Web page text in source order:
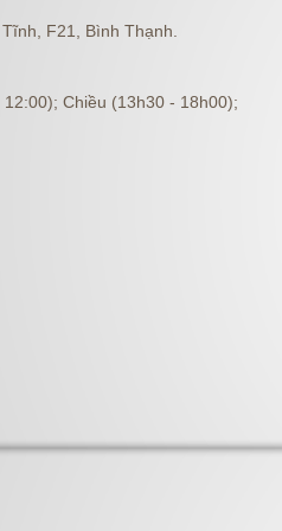
F21, Bình Thạnh.
Chiều (13h30 - 18h00);